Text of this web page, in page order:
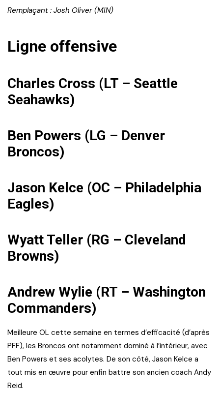
Remplaçant : Josh Oliver (MIN)
Ligne offensive
Charles Cross (LT – Seattle
Seahawks)
Ben Powers (LG – Denver
Broncos)
Jason Kelce (OC – Philadelphia
Eagles)
Wyatt Teller (RG – Cleveland
Browns)
Andrew Wylie (RT – Washington
Commanders)
Meilleure OL cette semaine en termes d’efficacité (d’après
PFF), les Broncos ont notamment dominé à l’intérieur, avec
Ben Powers et ses acolytes. De son côté, Jason Kelce a
tout mis en œuvre pour enfin battre son ancien coach Andy
Reid.